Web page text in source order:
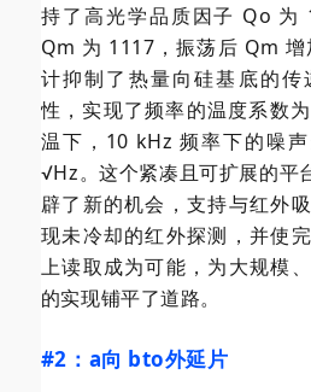
持了高光学品质因子 Qo 为
Qm 为 1117，振荡后 Qm
计抑制了热量向硅基底的
性，实现了频率的温度系数
温下，10 kHz 频率下的噪
√Hz。这个紧凑且可扩展的平
辟了新的机会，支持与红外
现未冷却的红外探测，并使
上读取成为可能，为大规模
的实现铺平了道路。
#2 ：a向 bto外延片